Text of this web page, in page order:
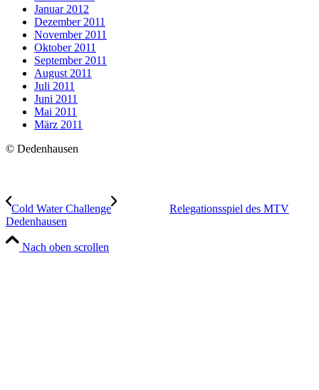
Januar 2012
Dezember 2011
November 2011
Oktober 2011
September 2011
August 2011
Juli 2011
Juni 2011
Mai 2011
März 2011
© Dedenhausen
Cold Water Challenge
Relegationsspiel des MTV
Dedenhausen
Nach oben scrollen